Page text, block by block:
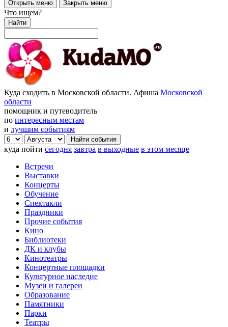
Открыть меню Закрыть меню
Что ищем?
Найти
Куда сходить в Московской области. Афиша Московской
области
помощник и путеводитель
по интересным местам
и лучшим событиям
куда пойти сегодня завтра в выходные в этом месяце
Встречи
Выставки
Концерты
Обучение
Спектакли
Праздники
Прочие события
Кино
Библиотеки
ДК и клубы
Кинотеатры
Концертные площадки
Культурное наследие
Музеи и галереи
Образование
Памятники
Парки
Театры